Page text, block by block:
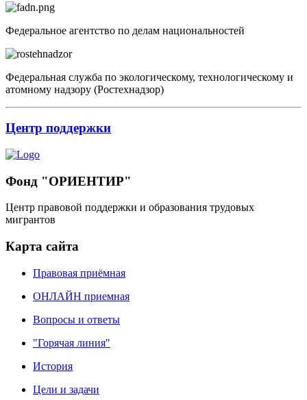
Федеральное агентство по делам национальностей
Федеральная служба по экологическому, технологическому и
атомному надзору (Ростехнадзор)
Центр поддержки
Фонд "ОРИЕНТИР"
Центр правовой поддержки и образования трудовых
мигрантов
Карта сайта
Правовая приёмная
ОНЛАЙН приемная
Вопросы и ответы
"Горячая линия"
История
Цели и задачи